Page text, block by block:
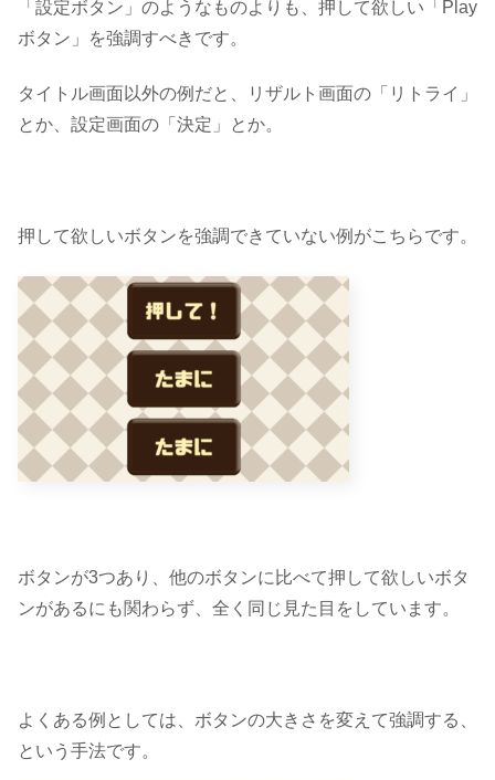
「設定ボタン」のようなものよりも、押して欲しい「Play
ボタン」を強調すべきです。
タイトル画面以外の例だと、リザルト画面の「リトライ」
とか、設定画面の「決定」とか。
押して欲しいボタンを強調できていない例がこちらです。
ボタンが3つあり、他のボタンに比べて押して欲しいボタ
ンがあるにも関わらず、全く同じ見た目をしています。
よくある例としては、 ボタンの大きさを変えて強調する
という手法です。